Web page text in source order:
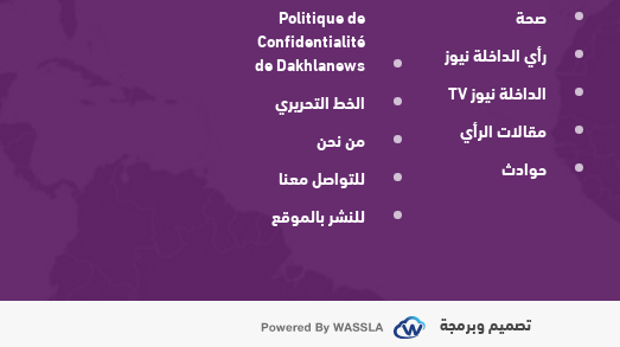
صحة
رأي الداخلة نيوز
الداخلة نيوز TV
مقالات الرأي
حوادث
Politique de
Confidentialité
de Dakhlanews
الخط التحريري
من نحن
للتواصل معنا
للنشر بالموقع
تصميم وبرمجة